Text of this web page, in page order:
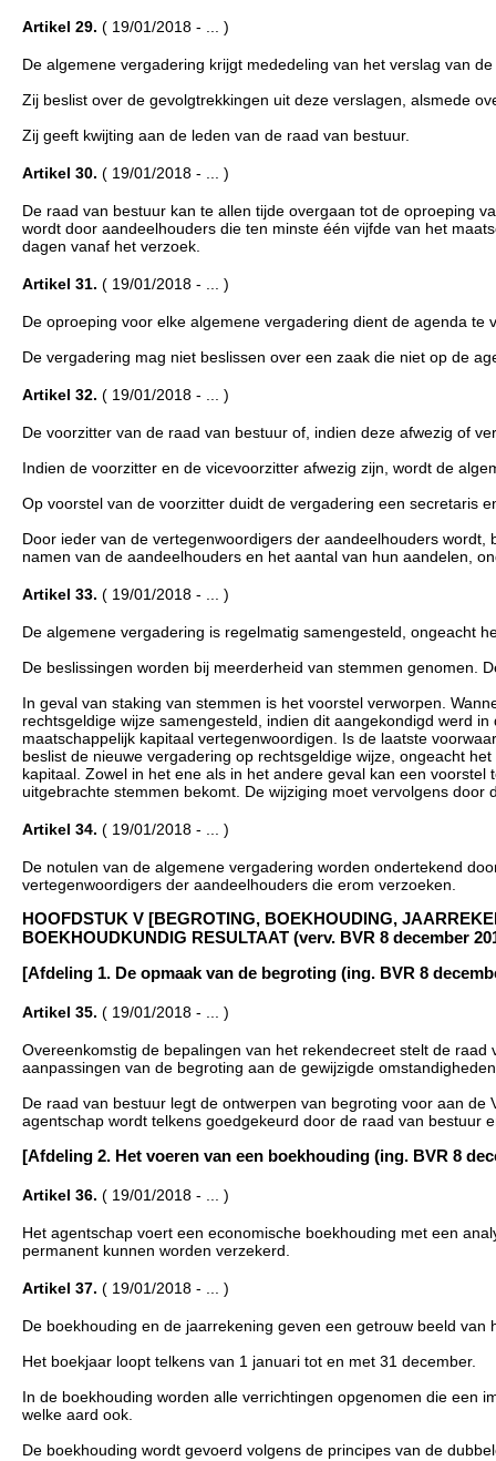
Artikel 29. ( 19/01/2018 - ... )
De algemene vergadering krijgt mededeling van het verslag van
Zij beslist over de gevolgtrekkingen uit deze verslagen, alsmede
Zij geeft kwijting aan de leden van de raad van bestuur.
Artikel 30. ( 19/01/2018 - ... )
De raad van bestuur kan te allen tijde overgaan tot de oproeping
wordt door aandeelhouders die ten minste één vijfde van het
dagen vanaf het verzoek.
Artikel 31. ( 19/01/2018 - ... )
De oproeping voor elke algemene vergadering dient de agenda
De vergadering mag niet beslissen over een zaak die niet op de
Artikel 32. ( 19/01/2018 - ... )
De voorzitter van de raad van bestuur of, indien deze afwezig of
Indien de voorzitter en de vicevoorzitter afwezig zijn, wordt de
Op voorstel van de voorzitter duidt de vergadering een secretaris
Door ieder van de vertegenwoordigers der aandeelhouders
namen van de aandeelhouders en het aantal van hun aandelen,
Artikel 33. ( 19/01/2018 - ... )
De algemene vergadering is regelmatig samengesteld, ongeacht
De beslissingen worden bij meerderheid van stemmen genomen.
In geval van staking van stemmen is het voorstel verworpen.
rechtsgeldige wijze samengesteld, indien dit aangekondigd werd
maatschappelijk kapitaal vertegenwoordigen. Is de laatste
beslist de nieuwe vergadering op rechtsgeldige wijze, ongeacht
kapitaal. Zowel in het ene als in het andere geval kan een
uitgebrachte stemmen bekomt. De wijziging moet vervolgens door
Artikel 34. ( 19/01/2018 - ... )
De notulen van de algemene vergadering worden ondertekend
vertegenwoordigers der aandeelhouders die erom verzoeken.
HOOFDSTUK V [BEGROTING, BOEKHOUDING,
BOEKHOUDKUNDIG RESULTAAT (verv. BVR 8 december
[Afdeling 1. De opmaak van de begroting (ing. BVR 8
Artikel 35. ( 19/01/2018 - ... )
Overeenkomstig de bepalingen van het rekendecreet stelt de
aanpassingen van de begroting aan de gewijzigde
De raad van bestuur legt de ontwerpen van begroting voor aan
agentschap wordt telkens goedgekeurd door de raad van bestuur
[Afdeling 2. Het voeren van een boekhouding (ing. BVR 8
Artikel 36. ( 19/01/2018 - ... )
Het agentschap voert een economische boekhouding met een
permanent kunnen worden verzekerd.
Artikel 37. ( 19/01/2018 - ... )
De boekhouding en de jaarrekening geven een getrouw beeld
Het boekjaar loopt telkens van 1 januari tot en met 31 december.
In de boekhouding worden alle verrichtingen opgenomen die een
welke aard ook.
De boekhouding wordt gevoerd volgens de principes van de